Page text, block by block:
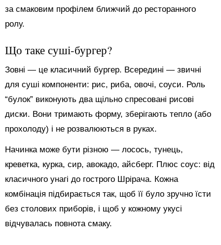
за смаковим профілем ближчий до ресторанного
ролу.
Що таке суші-бургер?
Зовні — це класичний бургер. Всередині — звичні
для суші компоненти: рис, риба, овочі, соуси. Роль
“булок” виконують два щільно спресовані рисові
диски. Вони тримають форму, зберігають тепло (або
прохолоду) і не розвалюються в руках.
Начинка може бути різною — лосось, тунець,
креветка, курка, сир, авокадо, айсберг. Плюс соус: від
класичного унагі до гострого Шрірача. Кожна
комбінація підбирається так, щоб її було зручно їсти
без столових приборів, і щоб у кожному укусі
відчувалась повнота смаку.